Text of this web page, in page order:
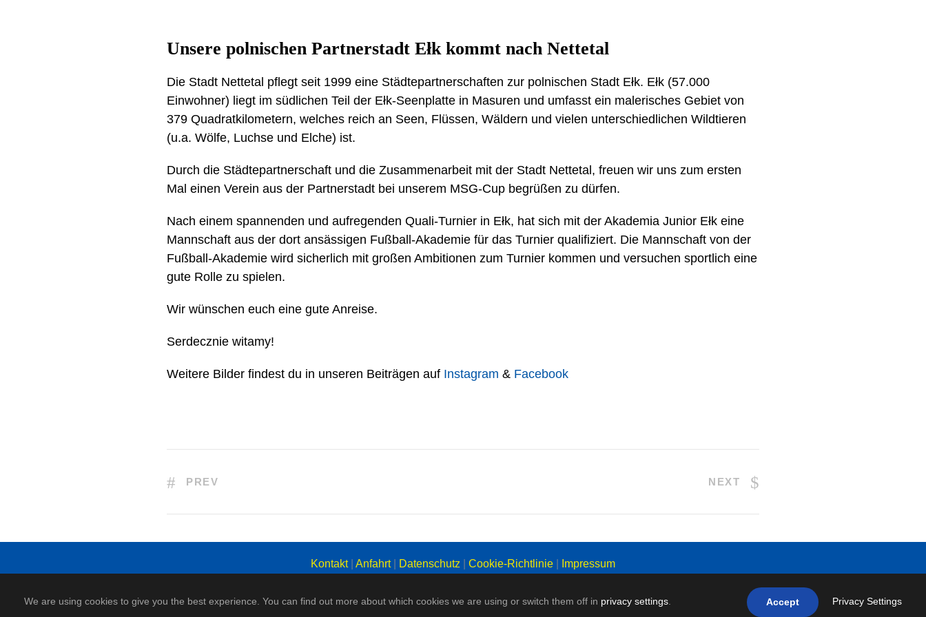
Unsere polnischen Partnerstadt Ełk kommt nach Nettetal
Die Stadt Nettetal pflegt seit 1999 eine Städtepartnerschaften zur polnischen Stadt Ełk. Ełk (57.000
Einwohner) liegt im südlichen Teil der Ełk-Seenplatte in Masuren und umfasst ein malerisches Gebiet von
379 Quadratkilometern, welches reich an Seen, Flüssen, Wäldern und vielen unterschiedlichen Wildtieren
(u.a. Wölfe, Luchse und Elche) ist.
Durch die Städtepartnerschaft und die Zusammenarbeit mit der Stadt Nettetal, freuen wir uns zum ersten
Mal einen Verein aus der Partnerstadt bei unserem MSG-Cup begrüßen zu dürfen.
Nach einem spannenden und aufregenden Quali-Turnier in Ełk, hat sich mit der Akademia Junior Ełk eine
Mannschaft aus der dort ansässigen Fußball-Akademie für das Turnier qualifiziert. Die Mannschaft von der
Fußball-Akademie wird sicherlich mit großen Ambitionen zum Turnier kommen und versuchen sportlich eine
gute Rolle zu spielen.
Wir wünschen euch eine gute Anreise.
Serdecznie witamy!
Weitere Bilder findest du in unseren Beiträgen auf Instagram & Facebook
PREV NEXT
Kontakt| Anfahrt| Datenschutz Cookie-Richtlinie Impressum
Copyright: SC Union Nettetal 1996 e. V.
We are using cookies to give you the best experience. You can find out more about which cookies we are using or switch them off in privacy settings Accept Privacy Settings